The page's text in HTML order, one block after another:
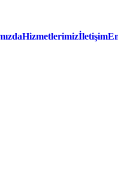
Hizmetlerimizİletişim